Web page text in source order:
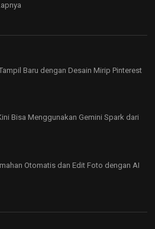
Baru dengan Desain Mirip Pinterest
Bisa Menggunakan Gemini Spark dari
Otomatis dan Edit Foto dengan AI